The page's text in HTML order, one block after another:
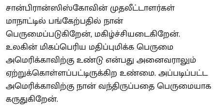
சான்பிரான்ஸிஸ்கோவின் முதலீட்டாளர்கள்
மாநாட்டில் பங்கேற்பதில் நான்
பெருமைப்படுகிறேன், மகிழ்ச்சியடைகிறேன்.
உலகின் மிகப்பெரிய மதிப்புமிக்க பெருமை
அமெரிக்காவிற்கு உண்டு என்பது அனைவராலும்
ஏற்றுக்கொள்ளப்பட்டிருக்கிற உண்மை. அப்படிப்பட்ட
அமெரிக்காவிற்கு நான் வந்திருப்பதை பெருமையாக
கருதுகிறேன்.